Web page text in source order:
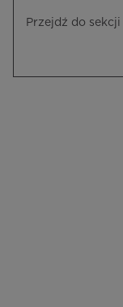
Przejdź do